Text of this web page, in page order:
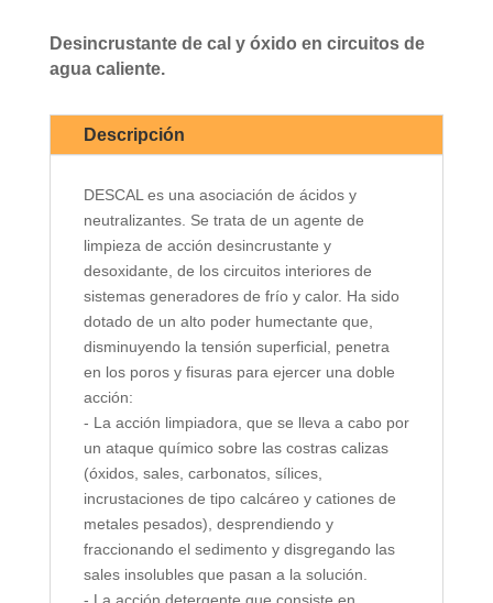
Desincrustante de cal y óxido en circuitos de
agua caliente.
Descripción
DESCAL es una asociación de ácidos y
neutralizantes. Se trata de un agente de
limpieza de acción desincrustante y
desoxidante, de los circuitos interiores de
sistemas generadores de frío y calor. Ha sido
dotado de un alto poder humectante que,
disminuyendo la tensión superficial, penetra
en los poros y fisuras para ejercer una doble
acción:
- La acción limpiadora, que se lleva a cabo por
un ataque químico sobre las costras calizas
(óxidos, sales, carbonatos, sílices,
incrustaciones de tipo calcáreo y cationes de
metales pesados), desprendiendo y
fraccionando el sedimento y disgregando las
sales insolubles que pasan a la solución.
- La acción detergente que consiste en